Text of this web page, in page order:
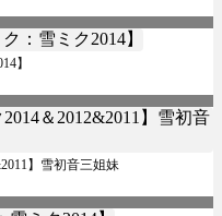
】
】雪初音三姐妹